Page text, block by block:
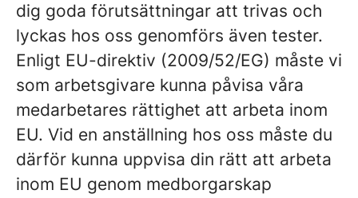
dig goda förutsättningar att trivas och
lyckas hos oss genomförs även tester.
Enligt EU-direktiv (2009/52/EG) måste vi
som arbetsgivare kunna påvisa våra
medarbetares rättighet att arbeta inom
EU. Vid en anställning hos oss måste du
därför kunna uppvisa din rätt att arbeta
inom EU genom medborgarskap